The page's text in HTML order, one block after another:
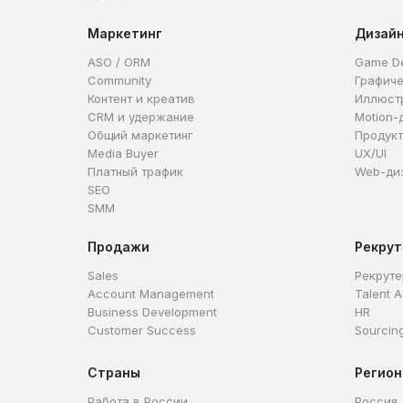
Маркетинг
ASO / ORM
Community
Контент и креатив
CRM и удержание
Общий маркетинг
Media Buyer
Платный трафик
SEO
SMM
Дизайн
Game
Motion-
UX/UI
Web-
Продажи
Sales
Account Management
Business Development
Customer Success
Talent
HR
Страны